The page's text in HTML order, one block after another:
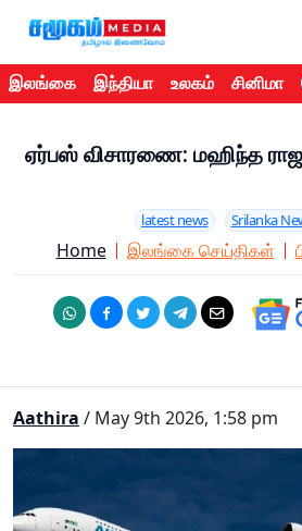
இலங்கை இந்தியா உலகம் சினிமா
ஏர்பஸ் விசாரணை: மஹிந்த
latest news Srilanka
Home இலங்கை செய்திகள்
Aathira / May 9th 2026, 1:58 pm